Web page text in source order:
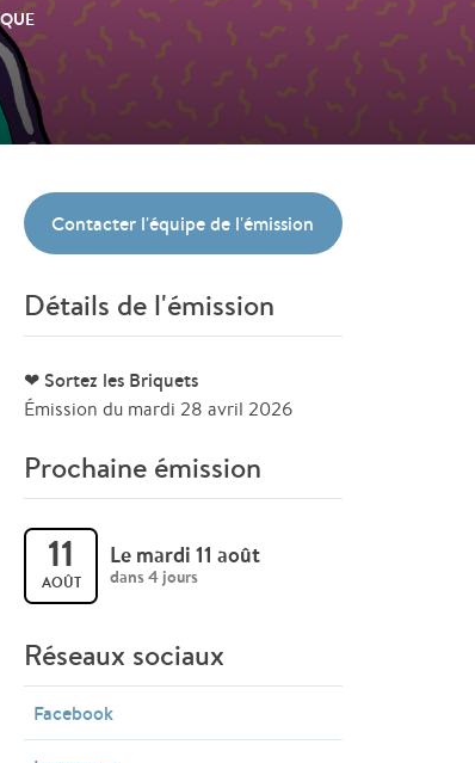
Contacter l'équipe de l'émission
Détails de l'émission
❤ Sortez les Briquets
Émission du mardi 28 avril 2026
Prochaine émission
11
AOÛT
Le mardi 11 août
dans 4 jours
Réseaux sociaux
Facebook